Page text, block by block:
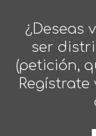
¿Deseas
ser
(petición,